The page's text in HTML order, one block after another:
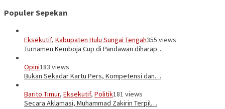
Populer Sepekan
Eksekutif, Kabupaten Hulu Sungai Tengah355 views
Turnamen Kemboja Cup di Pandawan diharap…
Opini183 views
Bukan Sekadar Kartu Pers, Kompetensi dan…
Barito Timur, Eksekutif, Politik181 views
Secara Aklamasi, Muhammad Zakirin Terpil…